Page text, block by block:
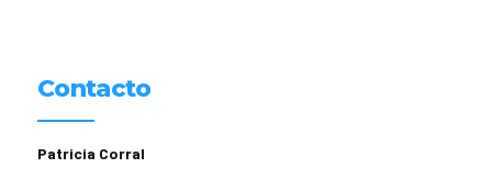
Contacto
Patricia Corral